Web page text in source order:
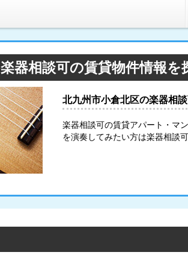
器相談可の賃貸物件情報を
北九州市小倉北区の楽器相
楽器相談可の賃貸アパート・マ
を演奏してみたい方は楽器相談